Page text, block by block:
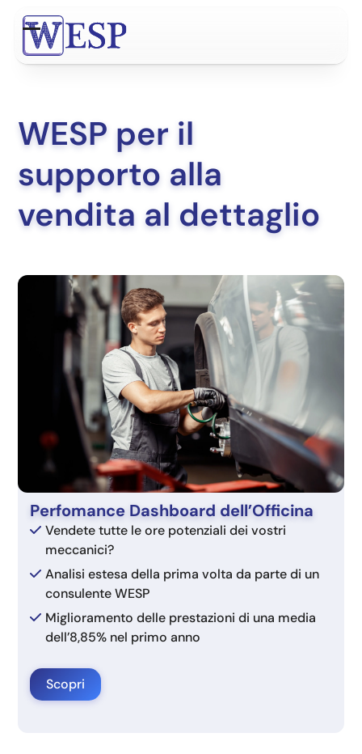
contentOpen
Close
WESP per il
supporto alla
vendita al dettaglio
Perfomance Dashboard dell’Officina
Vendete tutte le ore potenziali dei vostri
meccanici?
Analisi estesa della prima volta da parte di un
consulente WESP
Miglioramento delle prestazioni di una media
dell’8,85% nel primo anno
Scopri